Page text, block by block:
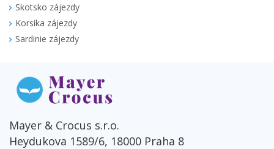
Skotsko zájezdy
Korsika zájezdy
Sardinie zájezdy
Mayer & Crocus s.r.o.
Heydukova 1589/6, 18000 Praha 8